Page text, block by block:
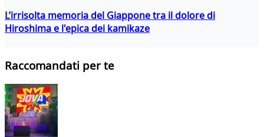
L’irrisolta memoria del Giappone tra il dolore di
Hiroshima e l'epica dei kamikaze
Raccomandati per te